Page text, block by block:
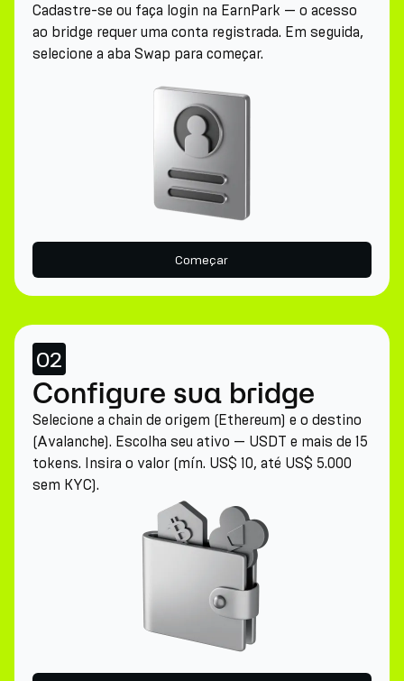
Cadastre-se ou faça login na EarnPark — o acesso
ao bridge requer uma conta registrada. Em seguida,
selecione a aba Swap para começar.
Começar
02
Configure sua bridge
Selecione a chain de origem (Ethereum) e o destino
(Avalanche). Escolha seu ativo — USDT e mais de 15
tokens. Insira o valor (mín. US$ 10, até US$ 5.000
sem KYC).